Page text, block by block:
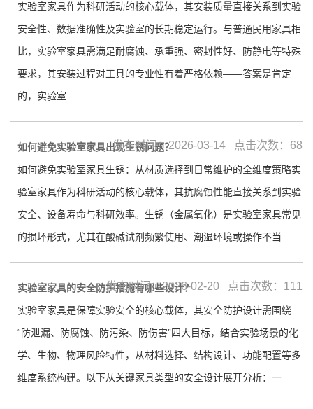
实验室家具作为科研活动的核心载体，其安装质量直接关系到实验
安全性、数据准确性及实验室的长期稳定运行。与普通民用家具相
比，实验室家具需满足耐腐蚀、承重强、密封性好、防静电等特殊
要求，其安装过程对工具的专业性有着严格依赖——答案是肯定
的，实验室
如何避免实验室家具出现生锈问题？
如何避免实验室家具生锈：从材质选择到日常维护的全维度策略实
验室家具作为科研活动的核心载体，其抗腐蚀性能直接关系到实验
安全、设备寿命与科研效率。生锈（金属氧化）是实验室家具常见
的损坏形式，尤其在酸碱试剂频繁使用、潮湿环境或操作不当
发布时间：2026-03-14 点击次数：68
实验室家具的安全防护措施有哪些设计？
实验室家具是保障实验安全的核心载体，其安全防护设计需围绕
“防泄漏、防腐蚀、防污染、防伤害”四大目标，结合实验场景的化
学、生物、物理风险特性，从材料选择、结构设计、功能配置等多
维度系统构建。以下从关键家具类型的安全设计展开分析：一
发布时间：2026-02-20 点击次数：111